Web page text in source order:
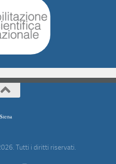
Tutti i diritti riservati.